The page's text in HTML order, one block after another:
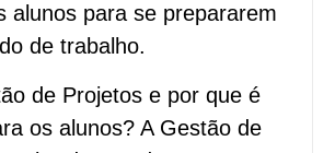
alunos para se prepararem
de trabalho.
de Projetos e por que é
os alunos? A Gestão de